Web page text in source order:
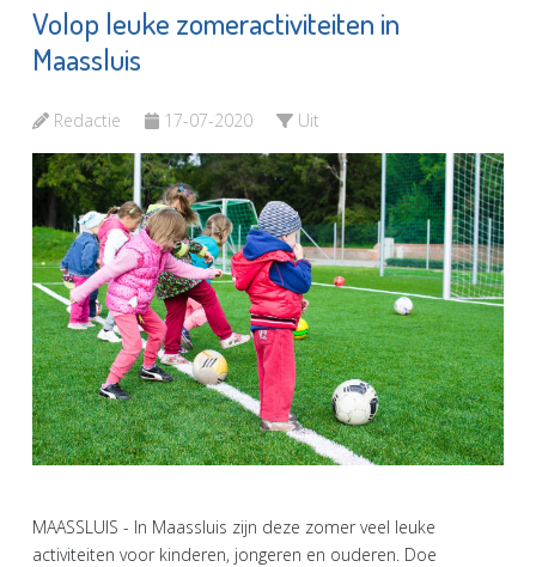
Volop leuke zomeractiviteiten in
Maassluis
Redactie 17-07-2020 Uit
MAASSLUIS - In Maassluis zijn deze zomer veel leuke
activiteiten voor kinderen, jongeren en ouderen. Doe